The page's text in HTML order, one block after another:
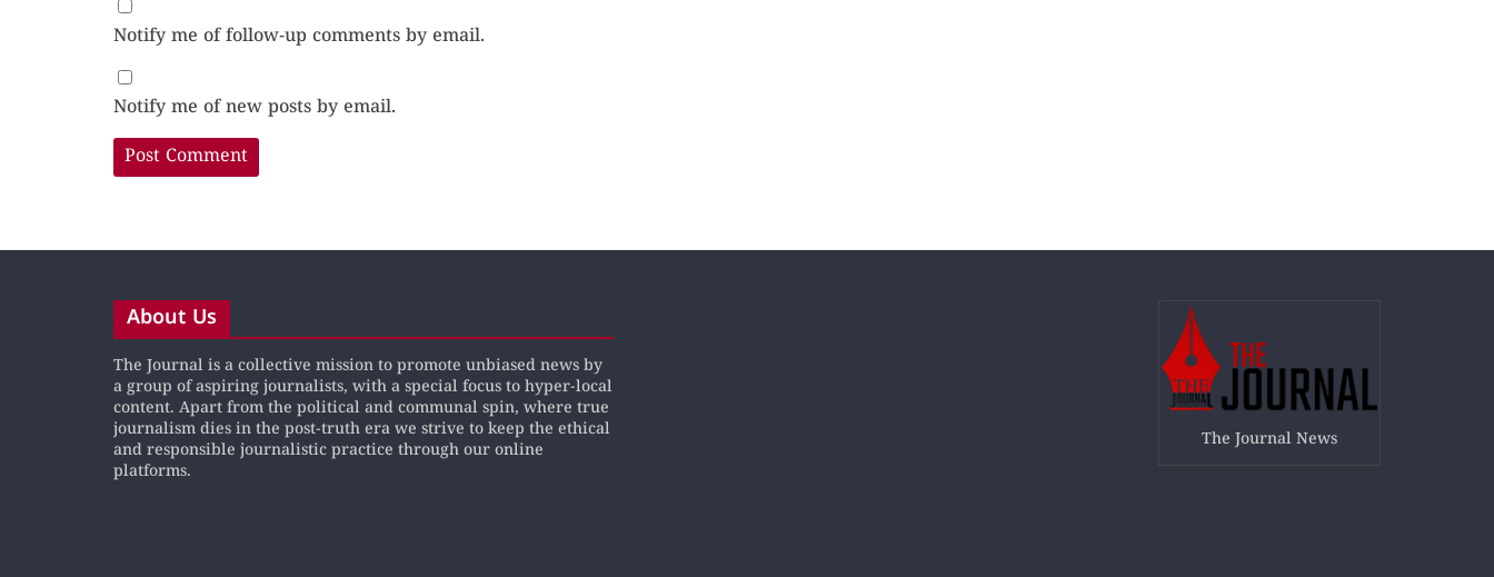
Notify me of follow-up comments by email.
Notify me of new posts by email.
About Us
The Journal is a collective mission to promote unbiased news by
a group of aspiring journalists, with a special focus to hyper-local
content. Apart from the political and communal spin, where true
journalism dies in the post-truth era we strive to keep the ethical
and responsible journalistic practice through our online
platforms.
The Journal News